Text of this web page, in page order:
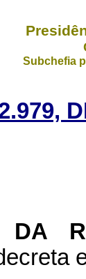
Subchefia
DA